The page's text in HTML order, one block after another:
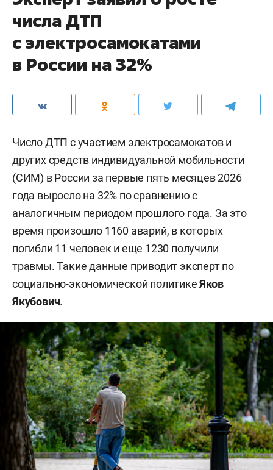
числа ДТП
с электросамокатами
в России на 32%
Число ДТП с участием электросамокатов и
других средств индивидуальной мобильности
(СИМ) в России за первые пять месяцев 2026
года выросло на 32% по сравнению с
аналогичным периодом прошлого года. За это
время произошло 1160 аварий, в которых
погибли 11 человек и еще 1230 получили
травмы. Такие данные приводит эксперт по
социально-экономической политикеЯков
Якубович.